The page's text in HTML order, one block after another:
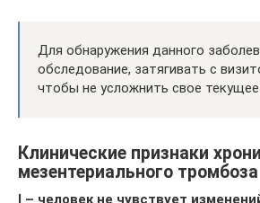
Для обнаружения данного
обследование, затягивать с
чтобы не усложнить свое
Клинические признаки
мезентериального тромбоза
I – человек не чувствует